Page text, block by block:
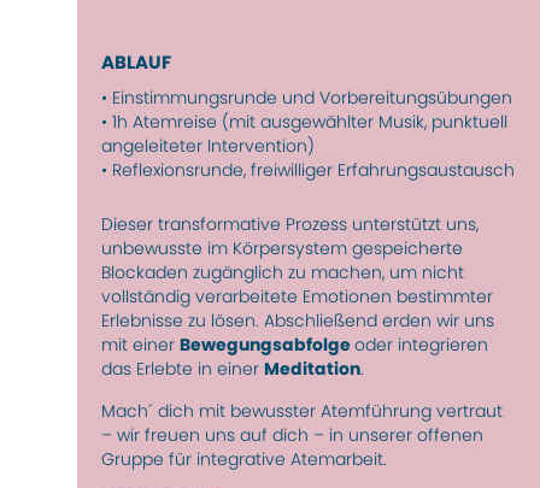
ABLAUF
• Einstimmungsrunde und Vorbereitungsübungen
• 1h Atemreise (mit ausgewählter Musik, punktuell
angeleiteter Intervention)
• Reflexionsrunde, freiwilliger Erfahrungsaustausch
Dieser transformative Prozess unterstützt uns,
unbewusste im Körpersystem gespeicherte
Blockaden zugänglich zu machen, um nicht
vollständig verarbeitete Emotionen bestimmter
Erlebnisse zu lösen. Abschließend erden wir uns
mit einer Bewegungsabfolgeoder integrieren
das Erlebte in einer Meditation.
Mach´ dich mit bewusster Atemführung vertraut
– wir freuen uns auf dich – in unserer offenen
Gruppe für integrative Atemarbeit.